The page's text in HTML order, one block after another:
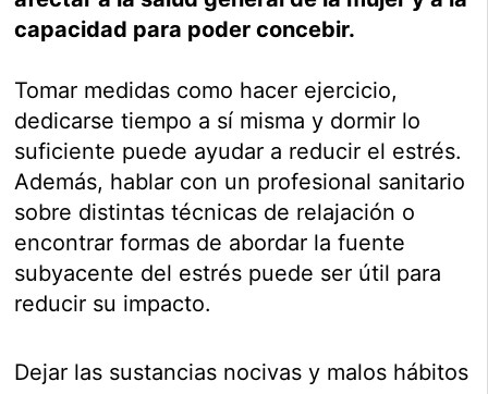
capacidad para poder concebir.
Tomar medidas como hacer ejercicio,
dedicarse tiempo a sí misma y dormir lo
suficiente puede ayudar a reducir el estrés.
Además, hablar con un profesional sanitario
sobre distintas técnicas de relajación o
encontrar formas de abordar la fuente
subyacente del estrés puede ser útil para
reducir su impacto.
Dejar las sustancias nocivas y malos hábitos